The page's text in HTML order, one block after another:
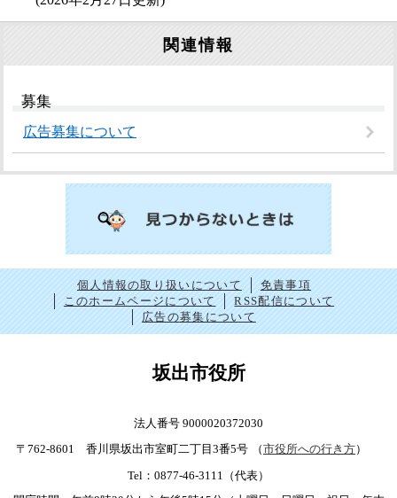
関連情報
募集
広告募集について
個人情報の取り扱いについて
免責事項
このホームページについて
RSS配信について
広告の募集について
坂出市役所
法人番号 9000020372030
〒762-8601 香川県坂出市室町二丁目3番5号
（市役所への行き方）
Tel：0877-46-3111（代表）